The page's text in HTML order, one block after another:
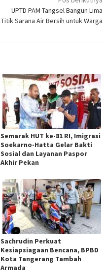
UPTD PAM Tangsel Bangun Lima
Titik Sarana Air Bersih untuk Warga
Semarak HUT ke-81 RI, Imigrasi
Soekarno-Hatta Gelar Bakti
Sosial dan Layanan Paspor
Akhir Pekan
Sachrudin Perkuat
Kesiapsiagaan Bencana, BPBD
Kota Tangerang Tambah
Armada